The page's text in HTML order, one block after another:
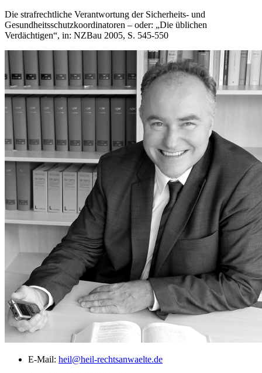
Die strafrechtliche Verantwortung der Sicherheits- und
Gesundheitsschutzkoordinatoren – oder: „Die üblichen
Verdächtigen“, in: NZBau 2005, S. 545-550
E-Mail: heil@heil-rechtsanwaelte.de